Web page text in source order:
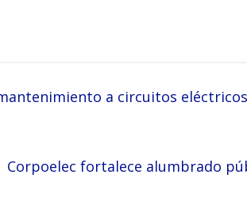
a circuitos
Corpoelec fortalece alumbrado